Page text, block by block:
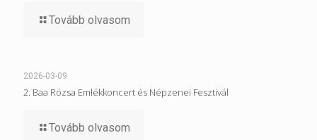
Tovább olvasom
2026-03-09
2. Baa Rózsa Emlékkoncert és Népzenei Fesztivál
Tovább olvasom